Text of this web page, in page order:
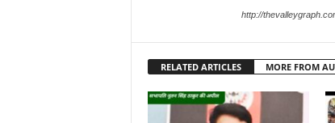
http://
RELATED ARTICLES MORE FROM